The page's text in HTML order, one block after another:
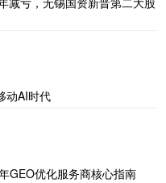
动AI时代
GEO优化服务商核心指南